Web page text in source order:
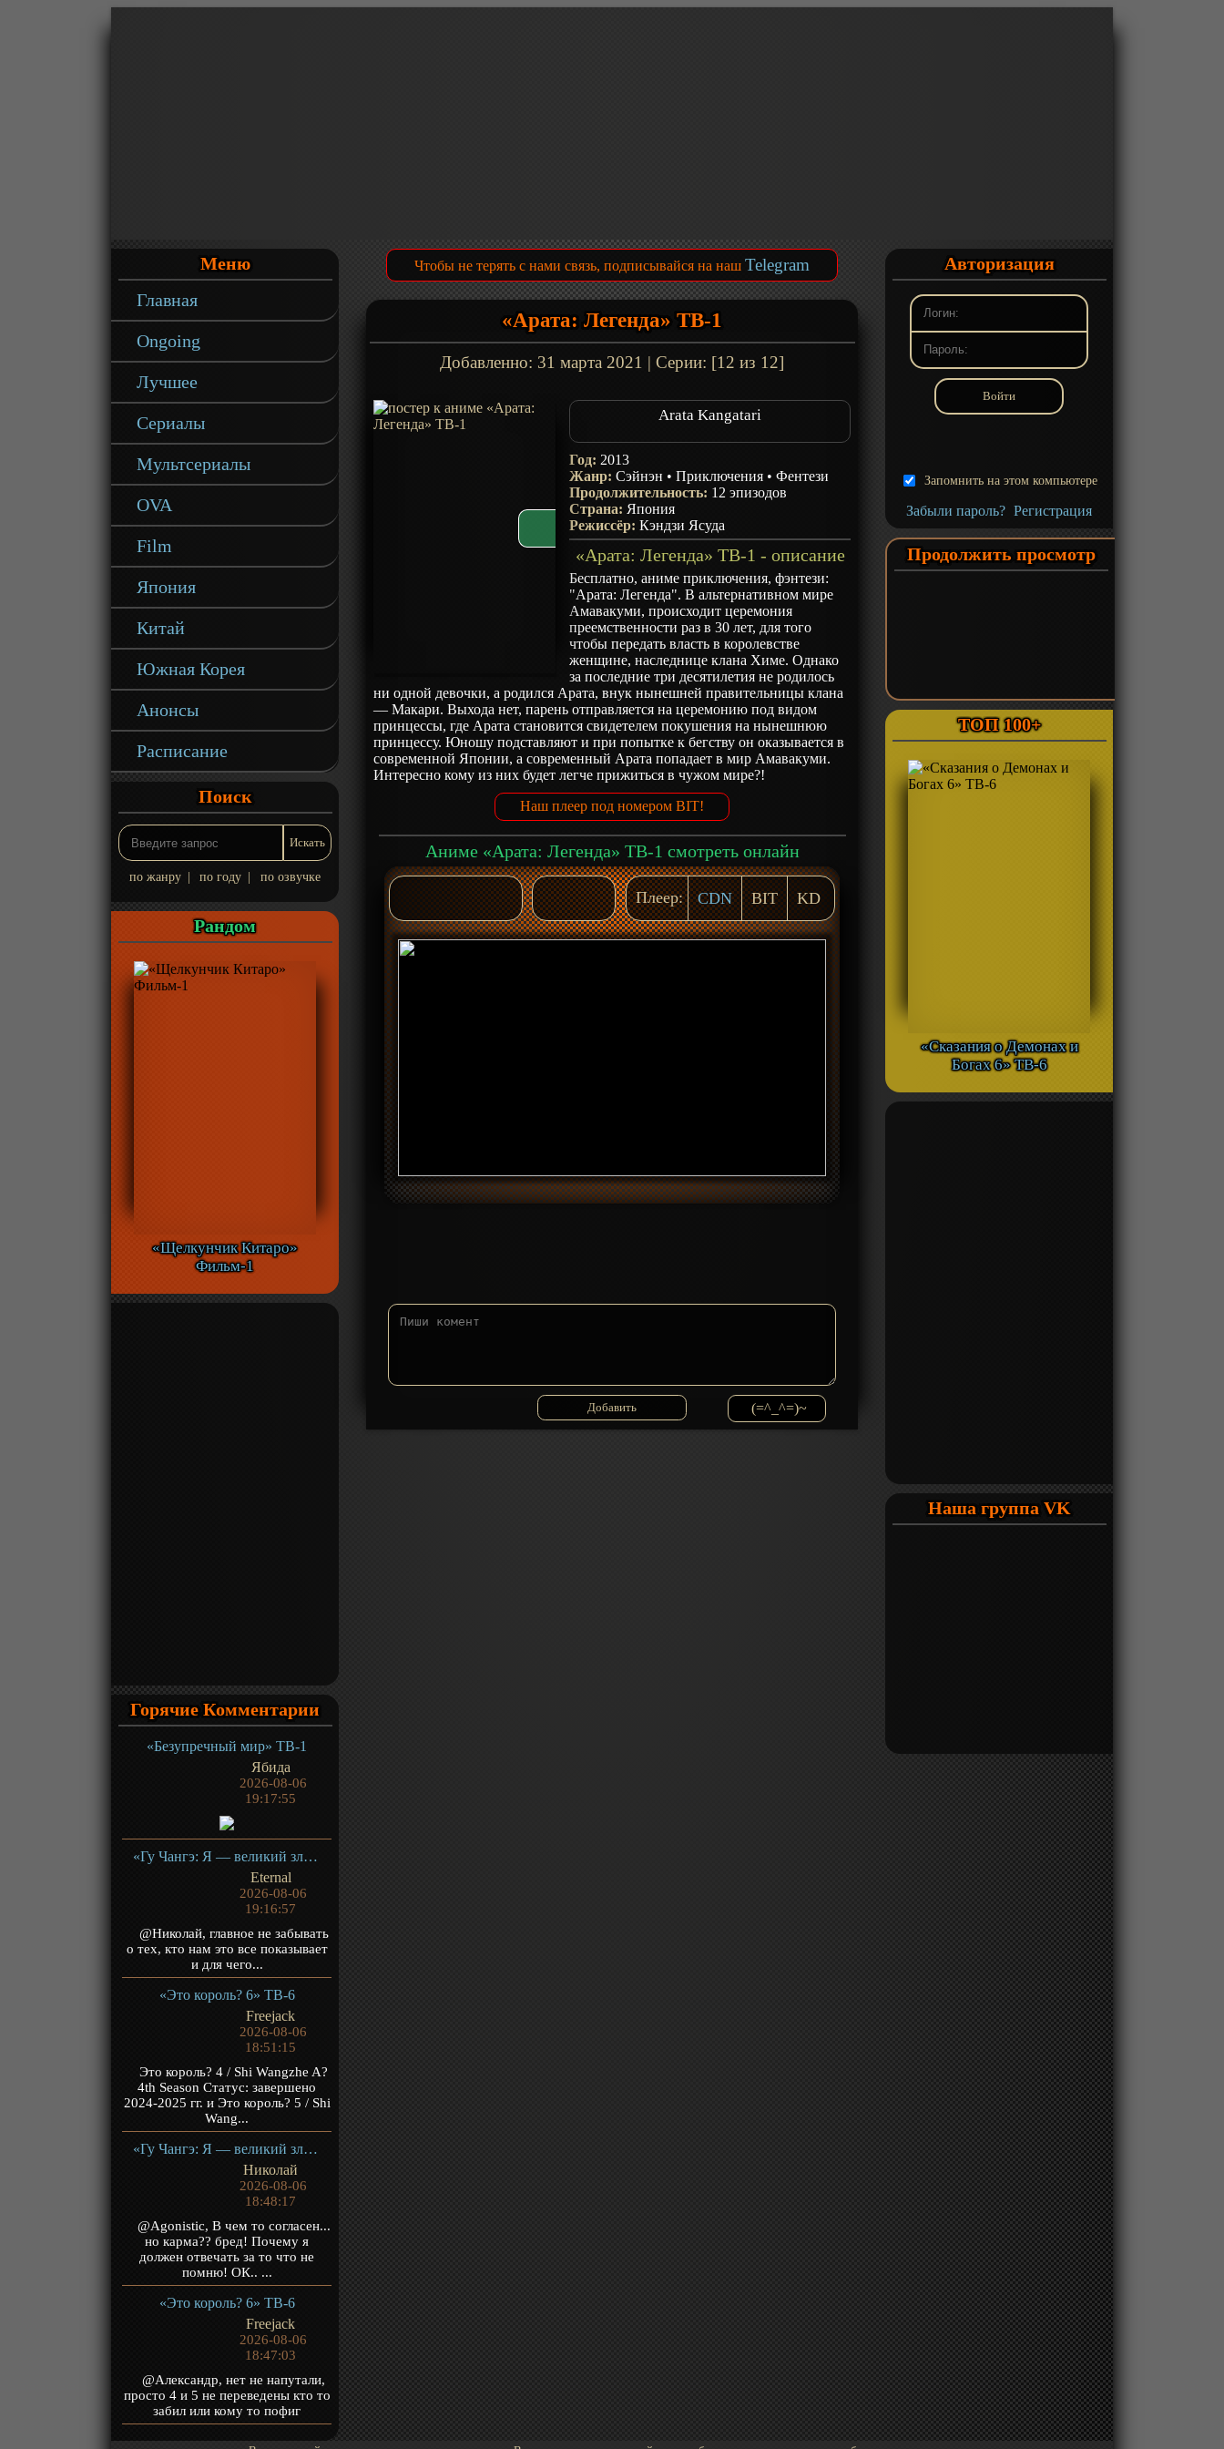
Меню
Главная
Ongoing
Лучшее
Сериалы
Мультсериалы
OVA
Film
Япония
Китай
Южная Корея
Анонсы
Расписание
Поиск
по жанру по году по озвучке
Рандом
«Щелкунчик Китаро»
Фильм-1
Горячие Комментарии
«Безупречный мир» ТВ-1
Ябида
2026-08-06
19:17:55
«Гу Чангэ: Я — великий злодей Небесной Судьбы» ТВ-1
Eternal
2026-08-06
19:16:57
@Николай, главное не забывать
о тех, кто нам это все показывает
и для чего...
«Это король? 6» ТВ-6
Freejack
2026-08-06
18:51:15
Это король? 4 / Shi Wangzhe A?
4th Season Статус: завершено
2024-2025 гг. и Это король? 5 / Shi
Wang...
«Гу Чангэ: Я — великий злодей Небесной Судьбы» ТВ-1
Николай
2026-08-06
18:48:17
@Agonistic, В чем то согласен...
но карма?? бред! Почему я
должен отвечать за то что не
помню! ОК.. ...
«Это король? 6» ТВ-6
Freejack
2026-08-06
18:47:03
@Александр, нет не напутали,
просто 4 и 5 не переведены кто то
забил или кому то пофиг
Чтобы не терять с нами связь, подписывайся на наш Telegram
«Арата: Легенда» ТВ-1
Добавленно: 31 марта 2021 | Серии: [12 из 12]
Arata Kangatari
Год: 2013
Жанр:Сэйнэн •Приключения •Фентези
Продолжительность: 12 эпизодов
Страна: Япония
Режиссёр:Кэндзи Ясуда
«Арата: Легенда» ТВ-1 - описание
Бесплатно, аниме приключения, фэнтези:
"Арата: Легенда". В альтернативном мире
Амавакуми, происходит церемония
преемственности раз в 30 лет, для того
чтобы передать власть в королевстве
женщине, наследнице клана Химе. Однако
за последние три десятилетия не родилось
ни одной девочки, а родился Арата, внук нынешней правительницы клана
— Макари. Выхода нет, парень отправляется на церемонию под видом
принцессы, где Арата становится свидетелем покушения на нынешнюю
принцессу. Юношу подставляют и при попытке к бегству он оказывается в
современной Японии, а современный Арата попадает в мир Амавакуми.
Интересно кому из них будет легче прижиться в чужом мире?!
Наш плеер под номером BIT!
Аниме «Арата: Легенда» ТВ-1 смотреть онлайн
Плеер: CDN BIT KD
(=^_^=)~
Авторизация
Запомнить на этом компьютере
Забыли пароль? Регистрация
Продолжить просмотр
ТОП 100+
«Сказания о Демонах и
Богах 6» ТВ-6
Наша группа VK